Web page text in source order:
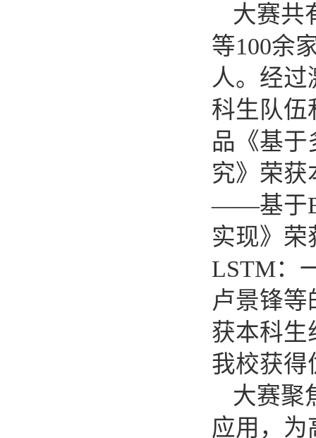
大赛共
等100余
人。经过
科生队伍
品《基于
究》荣获
——基于
实现》荣
LSTM：
卢景锋
获本科生
我校获得
大赛聚
应用，为